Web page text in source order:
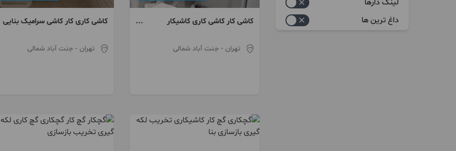
خدماتی
بازسازی
لینک دارها
داغ ترین ها
کاشی کار کاشی کاری کاشیکار
تهران - جنت آباد شمالی
کاشی کاری کار کاشی سرامیک بنایی
تهران- جنت آباد شمالی